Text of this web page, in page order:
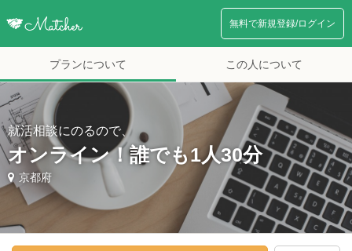
無料で新規登録/ログイン
プランについて この人について
就活相談にのるので、
オンライン！誰でも1人30分
京都府